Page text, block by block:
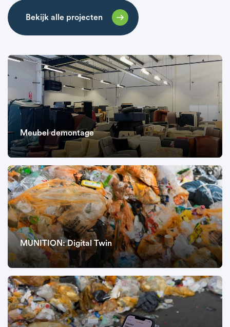
Bekijk alle projecten
Meubel demontage
MUNITION: Digital Twin